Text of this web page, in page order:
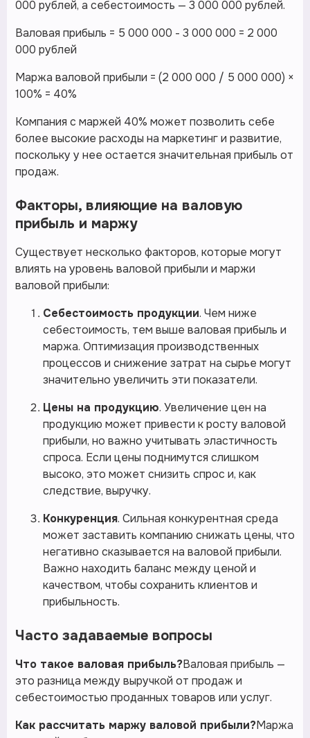
000 рублей, а себестоимость — 3 000 000 рублей.
Валовая прибыль = 5 000 000 - 3 000 000 = 2 000
000 рублей
Маржа валовой прибыли = (2 000 000 / 5 000 000) ×
100% = 40%
Компания с маржей 40% может позволить себе
более высокие расходы на маркетинг и развитие,
поскольку у нее остается значительная прибыль от
продаж.
Факторы, влияющие на валовую
прибыль и маржу
Существует несколько факторов, которые могут
влиять на уровень валовой прибыли и маржи
валовой прибыли:
Себестоимость продукции. Чем ниже
себестоимость, тем выше валовая прибыль и
маржа. Оптимизация производственных
процессов и снижение затрат на сырье могут
значительно увеличить эти показатели.
Цены на продукцию. Увеличение цен на
продукцию может привести к росту валовой
прибыли, но важно учитывать эластичность
спроса. Если цены поднимутся слишком
высоко, это может снизить спрос и, как
следствие, выручку.
Конкуренция. Сильная конкурентная среда
может заставить компанию снижать цены, что
негативно сказывается на валовой прибыли.
Важно находить баланс между ценой и
качеством, чтобы сохранить клиентов и
прибыльность.
Часто задаваемые вопросы
Что такое валовая прибыль?Валовая прибыль —
это разница между выручкой от продаж и
себестоимостью проданных товаров или услуг.
Как рассчитать маржу валовой прибыли?Маржа